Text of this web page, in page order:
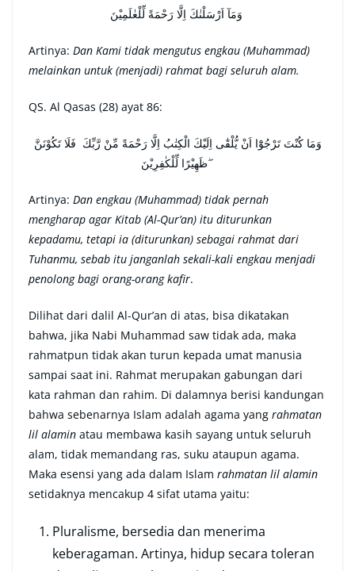
Artinya: Dan Kami tidak mengutus engkau (Muhammad)
melainkan untuk (menjadi) rahmat bagi seluruh alam.
QS. Al Qasas (28) ayat 86:
وَمَا كُنْتَ تَرْجُوْٓا اَنْ يُّلْقٰٓى اِلَيْكَ الْكِتٰبُ اِلَّا رَحْمَةً مِّنْ رَّبِّكَ فَلَا تَكُوْنَنَّ
ظَهِيْرًا لِّلْكٰفِرِيْنَ ۖ
Artinya: Dan engkau (Muhammad) tidak pernah
mengharap agar Kitab (Al-Qur’an) itu diturunkan
kepadamu, tetapi ia (diturunkan) sebagai rahmat dari
Tuhanmu, sebab itu janganlah sekali-kali engkau menjadi
penolong bagi orang-orang kafir.
Dilihat dari dalil Al-Qur’an di atas, bisa dikatakan
bahwa, jika Nabi Muhammad saw tidak ada, maka
rahmatpun tidak akan turun kepada umat manusia
sampai saat ini. Rahmat merupakan gabungan dari
kata rahman dan rahim. Di dalamnya berisi kandungan
bahwa sebenarnya Islam adalah agama yang rahmatan
lil alamin atau membawa kasih sayang untuk seluruh
alam, tidak memandang ras, suku ataupun agama.
Maka esensi yang ada dalam Islam rahmatan lil alamin
setidaknya mencakup 4 sifat utama yaitu:
Pluralisme, bersedia dan menerima
keberagaman. Artinya, hidup secara toleran